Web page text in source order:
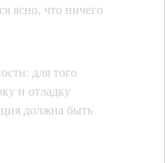
ясно, что ничего
для того
и отладку
должна быть